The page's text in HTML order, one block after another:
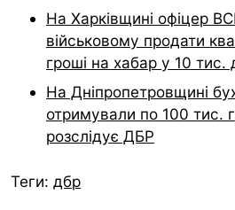
На Харківщині офіцер
військовому продати
гроші на хабар у 10 тис.
На Дніпропетровщині
отримували по 100 тис.
розслідує ДБР
Теги: дбр